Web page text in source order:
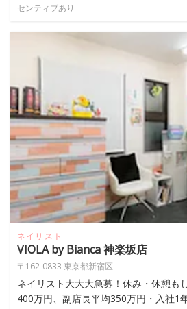
センティブあり
ネイリスト
VIOLA by Bianca 神楽坂店
〒162-0833 東京都新宿区
ネイリスト大大大急募！休み・休憩も
400万円、副店長平均350万円・入社1